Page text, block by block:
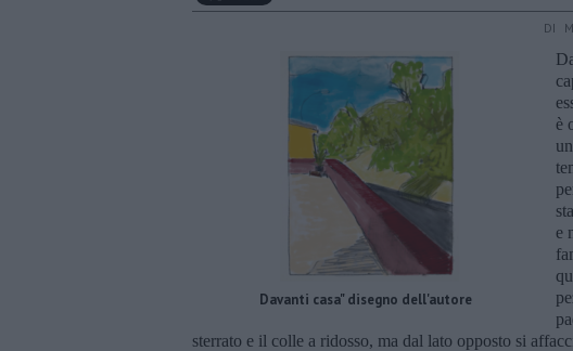
DI
Davanti casa" disegno dell'autore
è
e
sterrato e il colle a ridosso, ma dal lato opposto si